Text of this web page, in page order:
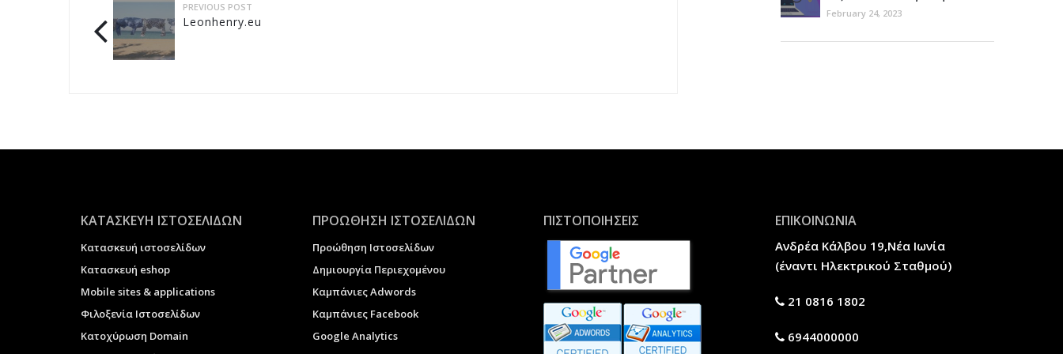
PREVIOUS POST
Leonhenry.eu
ιστοσελίδα σας
February 24, 2023
ΚΑΤΑΣΚΕΥΗ ΙΣΤΟΣΕΛΙΔΩΝ
Κατασκευή ιστοσελίδων
Κατασκευή eshop
Μobile sites & applications
Φιλοξενία Ιστοσελίδων
Κατοχύρωση Domain
ΠΡΟΩΘΗΣΗ ΙΣΤΟΣΕΛΙΔΩΝ
Προώθηση Ιστοσελίδων
Δημιουργία Περιεχομένου
Καμπάνιες Adwords
Καμπάνιες Facebook
Google Analytics
ΠΙΣΤΟΠΟΙΗΣΕΙΣ ΕΠΙΚΟΙΝΩΝΙΑ
Ανδρέα Κάλβου 19,Νέα Ιωνία
(έναντι Ηλεκτρικού Σταθμού)
21 0816 1802
6944000000